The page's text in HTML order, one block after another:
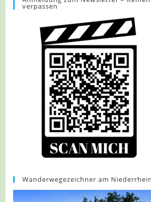
Traumweg
Schaagbachtal
verpassen
Wanderwegezeichner am